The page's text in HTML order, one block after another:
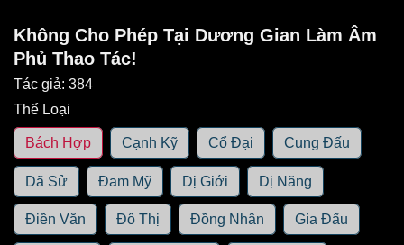
Không Cho Phép Tại Dương Gian Làm Âm
Phủ Thao Tác!
Tác giả: 384
Thể Loại
Bách Hợp Cạnh Kỹ Cổ Đại Cung Đấu
Dã Sử Đam Mỹ Dị Giới Dị Năng
Điền Văn Đô Thị Đồng Nhân Gia Đấu